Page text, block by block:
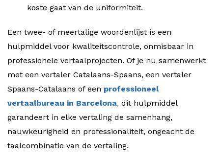
koste gaat van de uniformiteit.
Een twee- of meertalige woordenlijst is een
hulpmiddel voor kwaliteitscontrole, onmisbaar in
professionele vertaalprojecten. Of je nu samenwerkt
met een vertaler Catalaans-Spaans, een vertaler
Spaans-Catalaans of een professioneel
vertaalbureau in Barcelona, dit hulpmiddel
garandeert in elke vertaling de samenhang,
nauwkeurigheid en professionaliteit, ongeacht de
taalcombinatie van de vertaling.